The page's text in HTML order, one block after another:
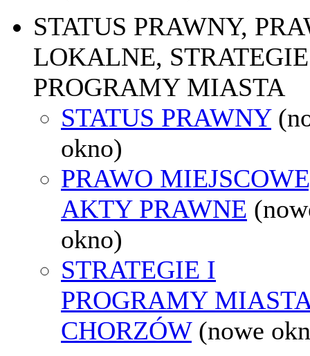
STATUS PRAWNY,
LOKALNE,
PROGRAMY MIASTA
STATUS PRAWNY
okno)
PRAWO
AKTY PRAWNE
okno)
STRATEGIE I
PROGRAMY
CHORZÓW (nowe